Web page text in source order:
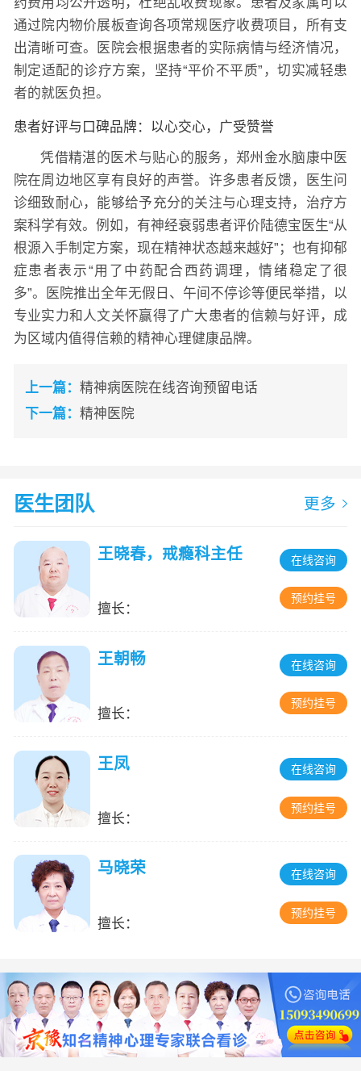
通过院内物价展板查询各项常规医疗收费项目，所有支
出清晰可查。医院会根据患者的实际病情与经济情况，
制定适配的诊疗方案，坚持“平价不平质”，切实减轻患
者的就医负担。
患者好评与口碑品牌：以心交心，广受赞誉
凭借精湛的医术与贴心的服务，郑州金水脑康中医
院在周边地区享有良好的声誉。许多患者反馈，医生问
诊细致耐心，能够给予充分的关注与心理支持，治疗方
案科学有效。例如，有神经衰弱患者评价陆德宝医生“从
根源入手制定方案，现在精神状态越来越好”；也有抑郁
症患者表示“用了中药配合西药调理，情绪稳定了很
多”。医院推出全年无假日、午间不停诊等便民举措，以
专业实力和人文关怀赢得了广大患者的信赖与好评，成
为区域内值得信赖的精神心理健康品牌。
上一篇： 精神病医院在线咨询预留电话
下一篇： 精神医院
医生团队 更多
王晓春，戒瘾科主任
擅长：
在线咨询
预约挂号
王朝畅
擅长：
在线咨询
预约挂号
王凤
擅长：
在线咨询
预约挂号
马晓荣
擅长：
在线咨询
预约挂号